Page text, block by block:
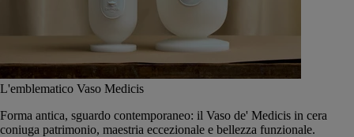
L'emblematico Vaso Medicis
Forma antica, sguardo contemporaneo: il Vaso de' Medicis in cera
coniuga patrimonio, maestria eccezionale e bellezza funzionale.